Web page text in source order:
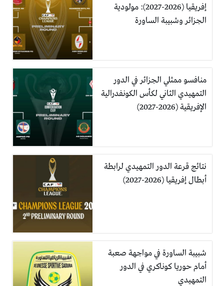
إفريقيا (2026-2027): مولودية
الجزائر وشبيبة الساورة
منافسو ممثلي الجزائر في الدور
التمهيدي الثاني لكأس الكونفدرالية
الإفريقية (2026-2027)
نتائج قرعة الدور التمهيدي لرابطة
أبطال إفريقيا (2026-2027)
شبيبة الساورة في مواجهة صعبة
أمام حوريا كوناكري في الدور
التمهيدي